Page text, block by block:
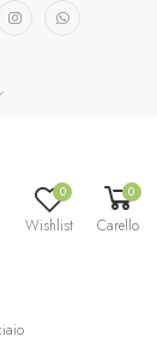
0
Wishlist
0
Carello